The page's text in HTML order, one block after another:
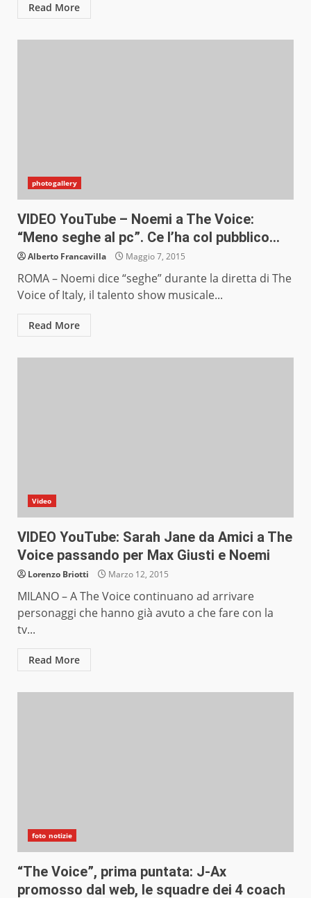
Read More
photogallery
VIDEO YouTube – Noemi a The Voice:
“Meno seghe al pc”. Ce l’ha col pubblico…
Alberto Francavilla Maggio 7, 2015
ROMA – Noemi dice “seghe” durante la diretta di The
Voice of Italy, il talento show musicale...
Read More
Video
VIDEO YouTube: Sarah Jane da Amici a The
Voice passando per Max Giusti e Noemi
Lorenzo Briotti Marzo 12, 2015
MILANO – A The Voice continuano ad arrivare
personaggi che hanno già avuto a che fare con la
tv...
Read More
foto notizie
“The Voice”, prima puntata: J-Ax
promosso dal web, le squadre dei 4 coach